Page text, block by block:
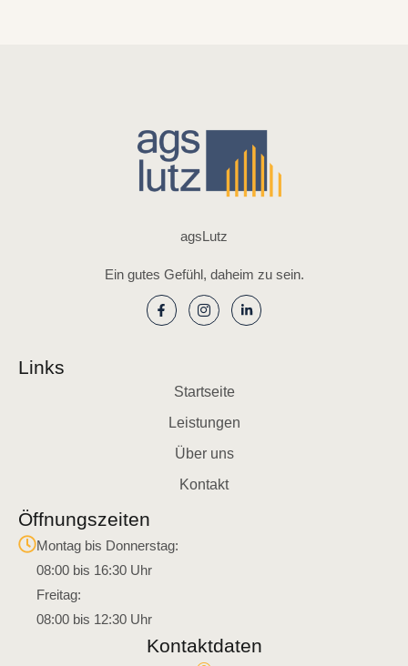
agsLutz
Ein gutes Gefühl, daheim zu sein.
Links
Startseite
Leistungen
Über uns
Kontakt
Öffnungszeiten
Montag bis Donnerstag:
08:00 bis 16:30 Uhr
Freitag:
08:00 bis 12:30 Uhr
Kontaktdaten